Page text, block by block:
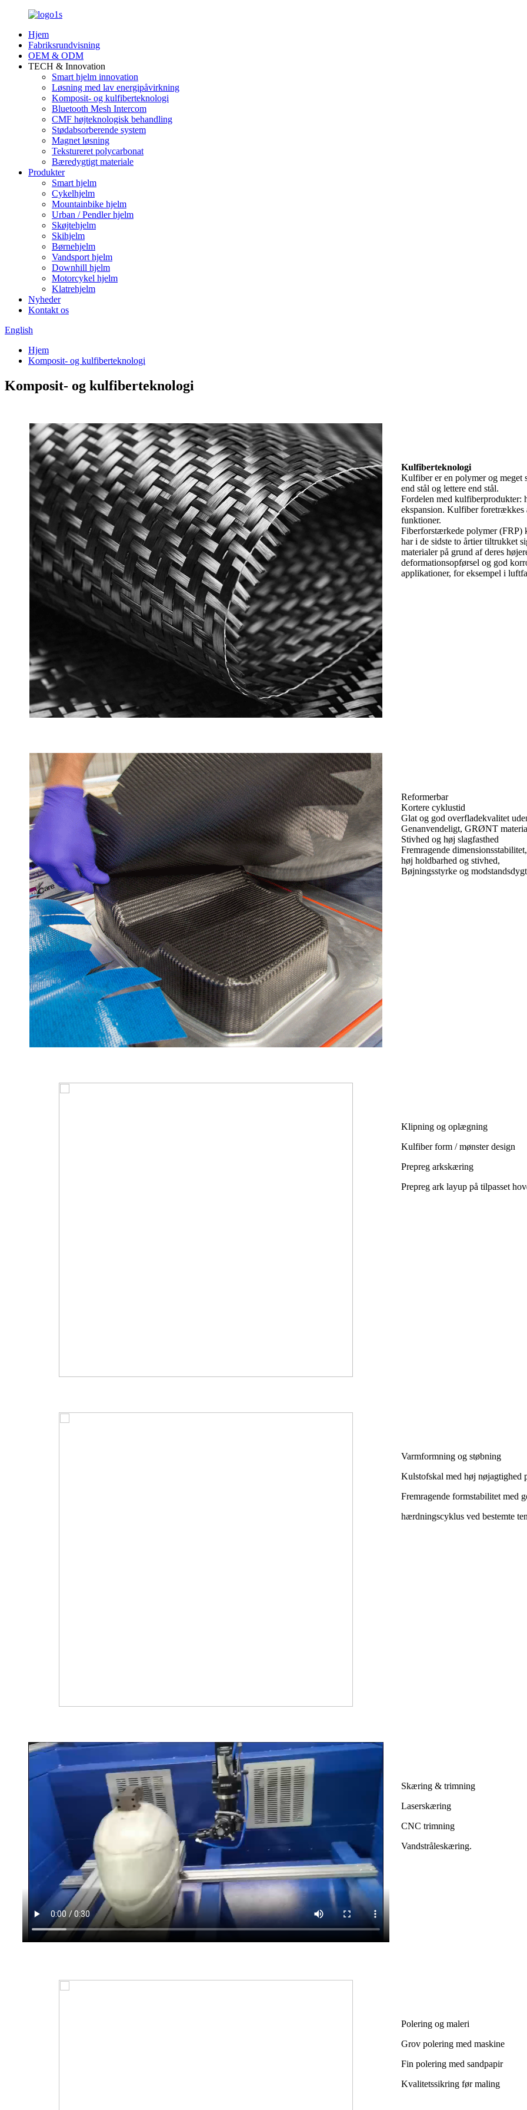
Hjem
Fabriksrundvisning
OEM & ODM
TECH & Innovation
Smart hjelm innovation
Løsning med lav energipåvirkning
Komposit- og kulfiberteknologi
Bluetooth Mesh Intercom
CMF højteknologisk behandling
Stødabsorberende system
Magnet løsning
Tekstureret polycarbonat
Bæredygtigt materiale
Produkter
Smart hjelm
Cykelhjelm
Mountainbike hjelm
Urban / Pendler hjelm
Skøjtehjelm
Skihjelm
Børnehjelm
Vandsport hjelm
Downhill hjelm
Motorcykel hjelm
Klatrehjelm
Nyheder
Kontakt os
English
Hjem
Komposit- og kulfiberteknologi
Komposit- og kulfiberteknologi
Kulfiberteknologi
Kulfiber er en polymer og meget
end stål og lettere end stål.
Fordelen med kulfiberprodukter:
ekspansion. Kulfiber foretrækkes
funktioner.
Fiberforstærkede polymer (FRP)
har i de sidste to årtier tiltrukket
materialer på grund af deres
deformationsopførsel og god
applikationer, for eksempel i
Reformerbar
Kortere cyklustid
Glat og god overfladekvalitet
Genanvendeligt, GRØNT
Stivhed og høj slagfasthed
Fremragende dimensionsstabilitet,
høj holdbarhed og stivhed,
Bøjningsstyrke og
Klipning og oplægning
Kulfiber form / mønster design
Prepreg arkskæring
Prepreg ark layup på tilpasset
Varmformning og støbning
Kulstofskal med høj nøjagtighed
Fremragende formstabilitet med
hærdningscyklus ved bestemte
Skæring & trimning
Laserskæring
CNC trimning
Vandstråleskæring.
Polering og maleri
Grov polering med maskine
Fin polering med sandpapir
Kvalitetssikring før maling